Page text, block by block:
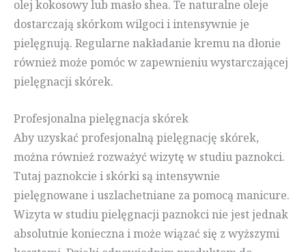
olej kokosowy lub masło shea. Te naturalne oleje
dostarczają skórkom wilgoci i intensywnie je
pielęgnują. Regularne nakładanie kremu na dłonie
również może pomóc w zapewnieniu wystarczającej
pielęgnacji skórek.
Profesjonalna pielęgnacja skórek
Aby uzyskać profesjonalną pielęgnację skórek,
można również rozważyć wizytę w studiu paznokci.
Tutaj paznokcie i skórki są intensywnie
pielęgnowane i uszlachetniane za pomocą manicure.
Wizyta w studiu pielęgnacji paznokci nie jest jednak
absolutnie konieczna i może wiązać się z wyższymi